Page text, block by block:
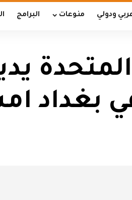
ودولي منوعات البرامج
بغداد